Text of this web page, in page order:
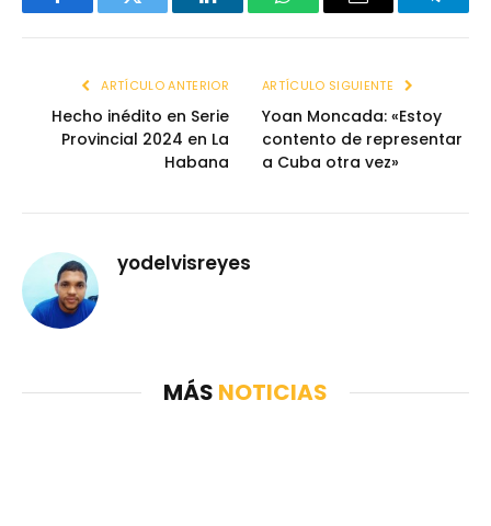
FacebookTwitter LinkedInWhatsAppEmail
ARTÍCULO ANTERIOR
Hecho inédito en Serie
Provincial 2024 en La
Habana
ARTÍCULO SIGUIENTE
Yoan Moncada: «Estoy
contento de representar
a Cuba otra vez»
yodelvisreyes
MÁS NOTICIAS